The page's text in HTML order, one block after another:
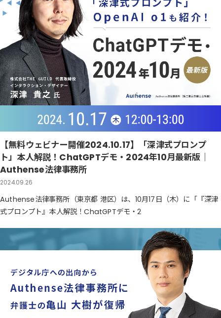
【無料ウェビナー開催2024.10.17】「深津式プロンプ
ト」本人解説！ChatGPTデモ・2024年10月最新版｜
Authense法律事務所
2024.09.26
Authense法律事務所（東京都 港区）は、10月17日（木）に「『深津
式プロンプト』本人解説！ChatGPTデモ・2